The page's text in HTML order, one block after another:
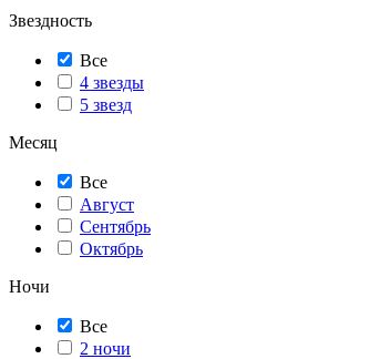
Звездность
Все
4 звезды
5 звезд
Месяц
Все
Август
Сентябрь
Октябрь
Ночи
Все
2 ночи